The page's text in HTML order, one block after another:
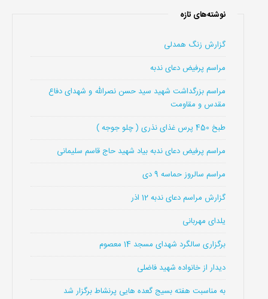
نوشته‌های تازه
گزارش زنگ همدلی
مراسم پرفیض دعای ندبه
مراسم بزرگداشت شهید سید حسن نصرالله و شهدای دفاع
مقدس و مقاومت
طبخ 450 پرس غذای نذری ( چلو جوجه )
مراسم پرفیض دعای ندبه بیاد شهید حاج قاسم سلیمانی
مراسم سالروز حماسه 9 دی
گزارش مراسم دعای ندبه 12 اذر
یلدای مهربانی
برگزاری سالگرد شهدای مسجد 14 معصوم
دیدار از خانواده شهید فاضلی
به مناسبت هفته بسیج گعده هایی پرنشاط برگزار شد